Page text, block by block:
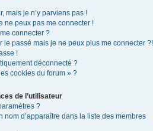
mais je n’y parviens pas !
ne peux pas me connecter !
connecter ?
le passé mais je ne peux plus me connecter ?!
!
déconnecté ?
cookies du forum » ?
de l’utilisateur
?
nom d’apparaître dans la liste des membres